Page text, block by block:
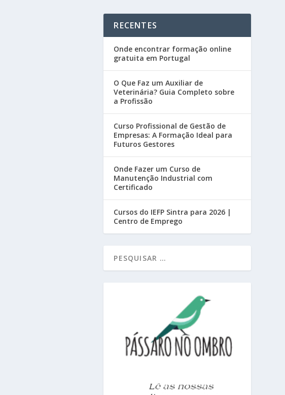
RECENTES
Onde encontrar formação online
gratuita em Portugal
O Que Faz um Auxiliar de
Veterinária? Guia Completo sobre
a Profissão
Curso Profissional de Gestão de
Empresas: A Formação Ideal para
Futuros Gestores
Onde Fazer um Curso de
Manutenção Industrial com
Certificado
Cursos do IEFP Sintra para 2026 |
Centro de Emprego